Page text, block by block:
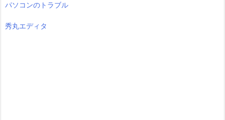
パソコンのトラブル
秀丸エディタ